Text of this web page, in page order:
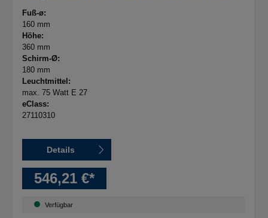
Fuß-ø:
160 mm
Höhe:
360 mm
Schirm-Ø:
180 mm
Leuchtmittel:
max. 75 Watt E 27
eClass:
27110310
Details
546,21 €*
Verfügbar